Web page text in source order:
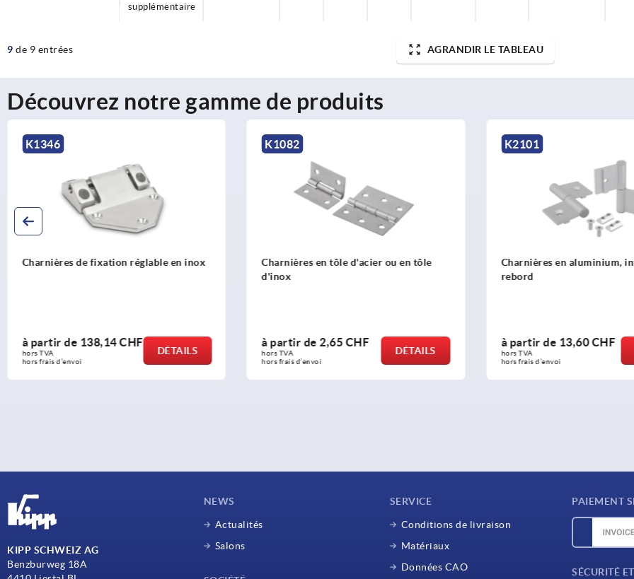
supplémentaire
9 de 9 entrées AGRANDIR LE TABLEAU
Découvrez notre gamme de produits
inox
Charnières en tôle d'acier ou en tôle
à partir de
hors frais d’envoi
DÉTAILS
Charnières en aluminium, internes, avec
à partir de
hors frais d’envoi
DÉTAILS
Charnières
à partir de
hors frais d’envoi
KIPP SCHWEIZ AG
Benzburweg 18A
NEWS
Actualités
Salons
SERVICE
Conditions de livraison
Matériaux
Données CAO
PAIEMENT
SÉCURITÉ